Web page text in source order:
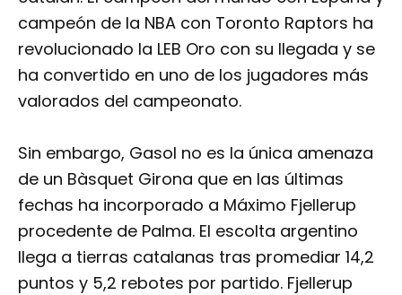
campeón de la NBA con Toronto Raptors ha
revolucionado la LEB Oro con su llegada y se
ha convertido en uno de los jugadores más
valorados del campeonato.
Sin embargo, Gasol no es la única amenaza
de un Bàsquet Girona que en las últimas
fechas ha incorporado a Máximo Fjellerup
procedente de Palma. El escolta argentino
llega a tierras catalanas tras promediar 14,2
puntos y 5,2 rebotes por partido. Fjellerup